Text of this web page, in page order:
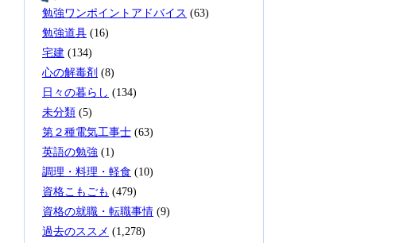
勉強ワンポイントアドバイス (63)
勉強道具 (16)
宅建 (134)
心の解毒剤 (8)
日々の暮らし (134)
未分類 (5)
第２種電気工事士 (63)
英語の勉強 (1)
調理・料理・軽食 (10)
資格こもごも (479)
資格の就職・転職事情 (9)
過去のススメ (1,278)